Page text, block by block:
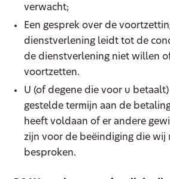
verwacht;
Een gesprek over de
dienstverlening leidt tot de
de dienstverlening niet willen
voortzetten.
U (of degene die voor u
gestelde termijn aan de
heeft voldaan of er andere
zijn voor de beëindiging die wij
besproken.